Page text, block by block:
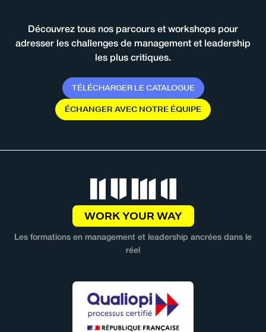
Découvrez tous nos parcours et workshops pour
adresser les challenges de management et leadership
les plus critiques.
TÉLÉCHARGER LE CATALOGUE
ÉCHANGERAVEC NOTRE ÉQUIPE
WORK YOUR WAY
Les formations en management et leadership ancrées dans le
réel